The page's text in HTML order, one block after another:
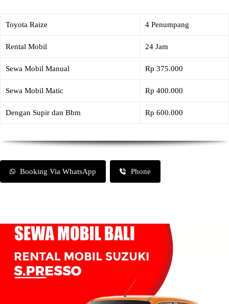
Toyota Raize 4 Penumpang
Rental Mobil 24 Jam
Sewa Mobil Manual Rp 375.000
Sewa Mobil Matic Rp 400.000
Dengan Supir dan Bbm Rp 600.000
Booking Via WhatsApp Phone